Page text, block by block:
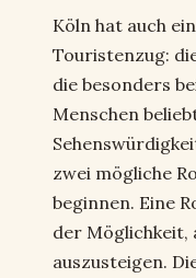
Köln hat auch
Touristenzug:
die besonders
Menschen
zwei mögliche
beginnen. Eine
der Möglichkeit,
auszusteigen.